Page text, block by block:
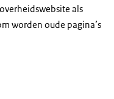
als
worden oude pagina’s